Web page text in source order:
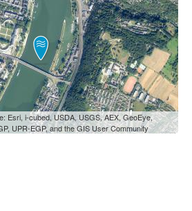
i-cubed, USDA, USGS, AEX, GeoEye,
UPR-EGP, and the GIS User Community